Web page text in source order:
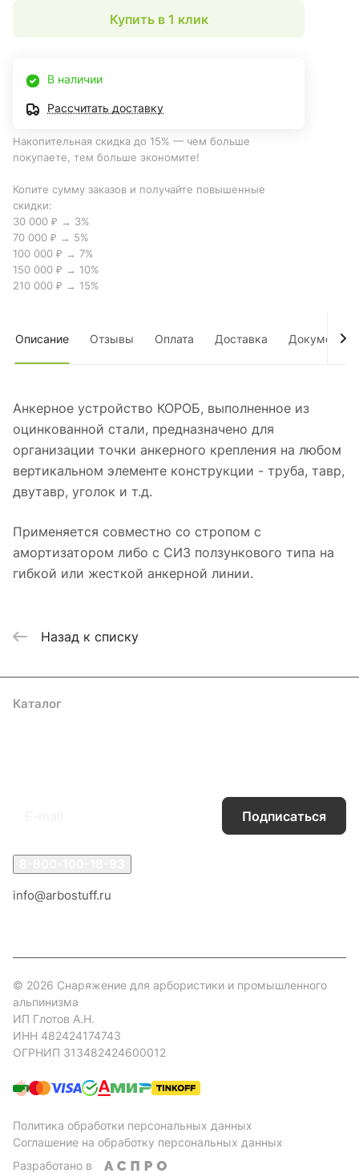
Купить в 1 клик
В наличии
Рассчитать доставку
Накопительная скидка до 15% — чем больше
покупаете, тем больше экономите!
Копите сумму заказов и получайте повышенные
скидки:
30 000 ₽ → 3%
70 000 ₽ → 5%
100 000 ₽ → 7%
150 000 ₽ → 10%
210 000 ₽ → 15%
Описание Отзывы Оплата Доставка Документы
Анкерное устройство КОРОБ, выполненное из
оцинкованной стали, предназначено для
организации точки анкерного крепления на любом
вертикальном элементе конструкции - труба, тавр,
двутавр, уголок и т.д.
Применяется совместно со стропом с
амортизатором либо с СИЗ ползункового типа на
гибкой или жесткой анкерной линии.
Назад к списку
Каталог
Подписаться
info@arbostuff.ru
© 2026 Снаряжение для арбористики и промышленного
альпинизма
ИП Глотов А.Н.
ИНН 482424174743
ОГРНИП 313482424600012
Политика обработки персональных данных
Соглашение на обработку персональных данных
Разработано в